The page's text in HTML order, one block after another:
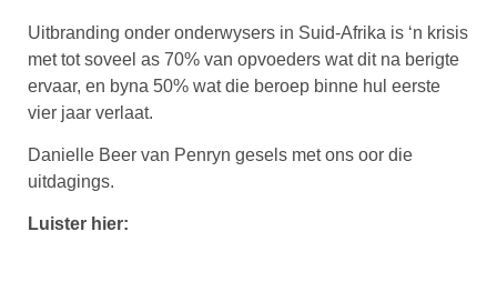
Uitbranding onder onderwysers in Suid-Afrika is ‘n krisis
met tot soveel as 70% van opvoeders wat dit na berigte
ervaar, en byna 50% wat die beroep binne hul eerste
vier jaar verlaat.
Danielle Beer van Penryn gesels met ons oor die
uitdagings.
Luister hier: